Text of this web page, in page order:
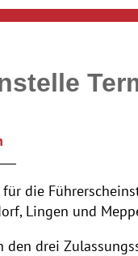
für die
Lingen und
drei